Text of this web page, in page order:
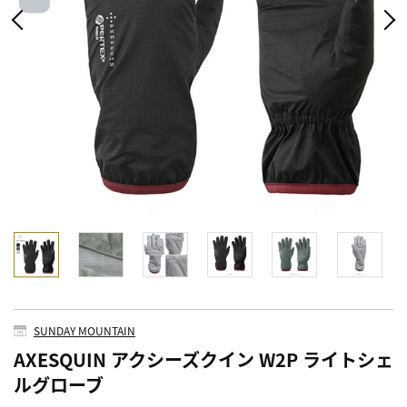
SUNDAY MOUNTAIN
AXESQUIN アクシーズクイン W2P ライトシェ
ルグローブ